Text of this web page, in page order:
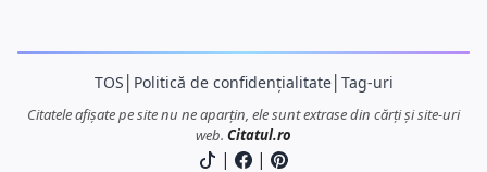
TOS Politică de confidențialitate│ Tag-uri
Citatele afișate pe site nu ne aparțin, ele sunt extrase din cărți și site-uri
web. Citatul.ro
| |